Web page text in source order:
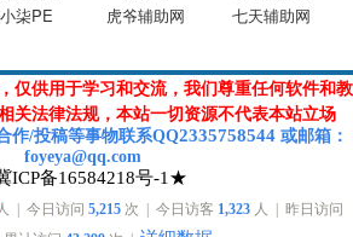
柒PE 虎爷辅助网
七天辅助网
仅供用于学习和交流，我们尊重任何软件和教
关法律法规，本站一切资源不代表本站立场
作/投稿等事物联系QQ2335758544 或邮箱 ：
foyeya@qq.com
ICP备16584218号-1★
| 今日访问 5,215次 | 今日访客 1,323人 | 昨日访问